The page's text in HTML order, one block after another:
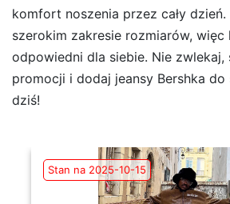
komfort noszenia przez cały
szerokim zakresie rozmiarów,
odpowiedni dla siebie. Nie zwlekaj,
promocji i dodaj jeansy Bershka
dziś!
Stan na 2025-10-15